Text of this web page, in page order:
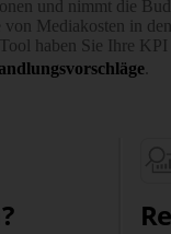
und nimmt die
von Media­kosten in
haben Sie Ihre